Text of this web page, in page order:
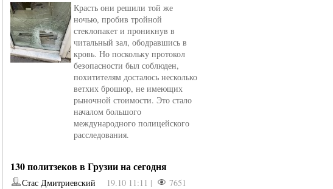
Красть они решили той же
ночью, пробив тройной
стеклопакет и проникнув в
читальный зал, ободравшись в
кровь. Но поскольку протокол
безопасности был соблюден,
похитителям досталось несколько
ветхих брошюр, не имеющих
рыночной стоимости. Это стало
началом большого
международного полицейского
расследования.
130 политзеков в Грузии на сегодня
Стас Дмитриевский 19.10 11:11 |
7651